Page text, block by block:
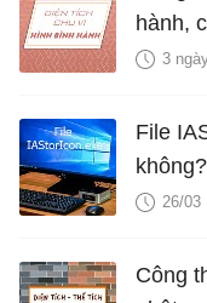
hành,
3
File
không?
26/03
Công